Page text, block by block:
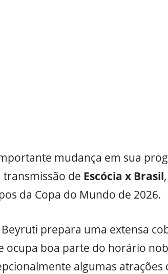
mudança em sua
de Escócia x Brasil
da Copa do Mundo de 2026.
prepara uma extensa
ocupa boa parte do horário
algumas